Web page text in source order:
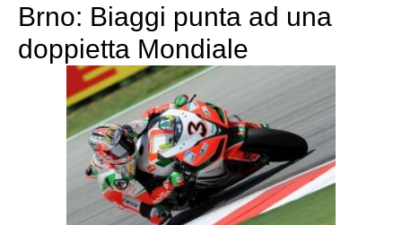
Brno: Biaggi punta ad una
doppietta Mondiale